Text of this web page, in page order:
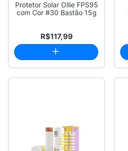
Protetor Solar Ollie FPS95
com Cor #30 Bastão 15g
R$117,99